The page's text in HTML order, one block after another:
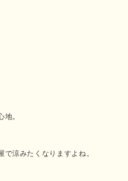
。
涼みたくなりますよね。